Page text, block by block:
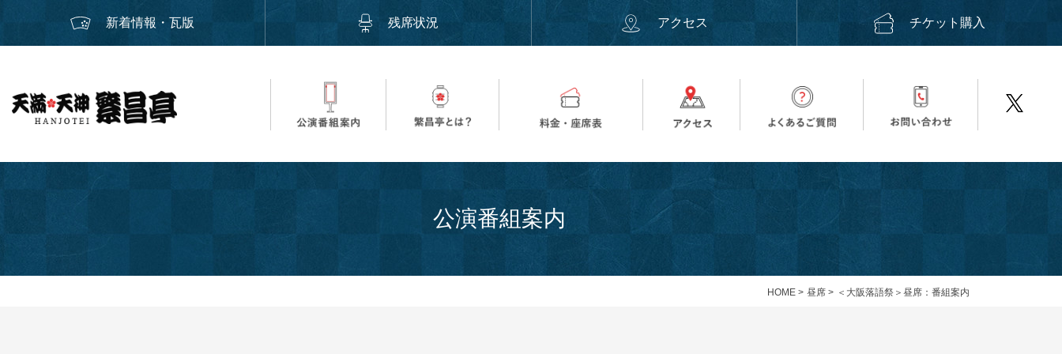
新着情報・瓦版 残席状況 アクセス チケット購入
公演番組案内
HOME > 昼席 > ＜大阪落語祭＞昼席：番組案内